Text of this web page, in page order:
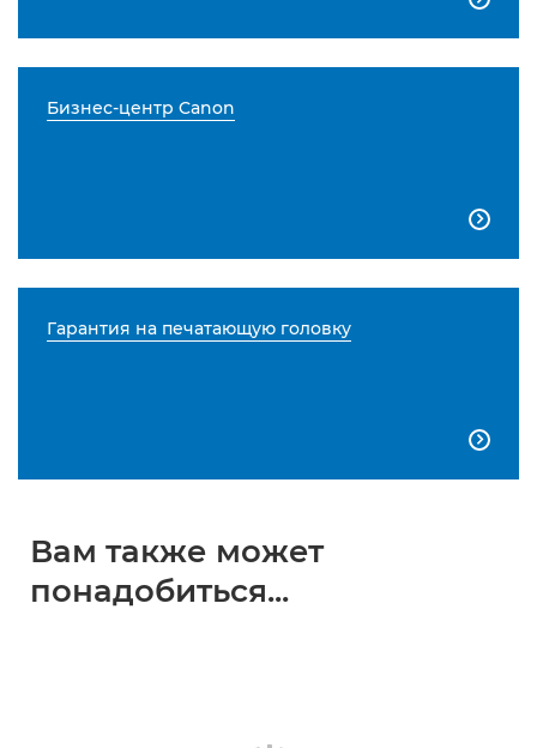
Бизнес-центр Canon

Гарантия на печатающую головку

Вам также может
понадобиться...